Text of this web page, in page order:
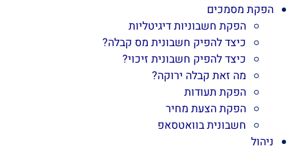
הפקת מסמכים
הפקת חשבוניות דיגיטליות
כיצד להפיק חשבונית מס קבלה?
כיצד להפיק חשבונית זיכוי?
מה זאת קבלה ירוקה?
הפקת תעודות
הפקת הצעת מחיר
חשבונית בוואטסאפ
ניהול